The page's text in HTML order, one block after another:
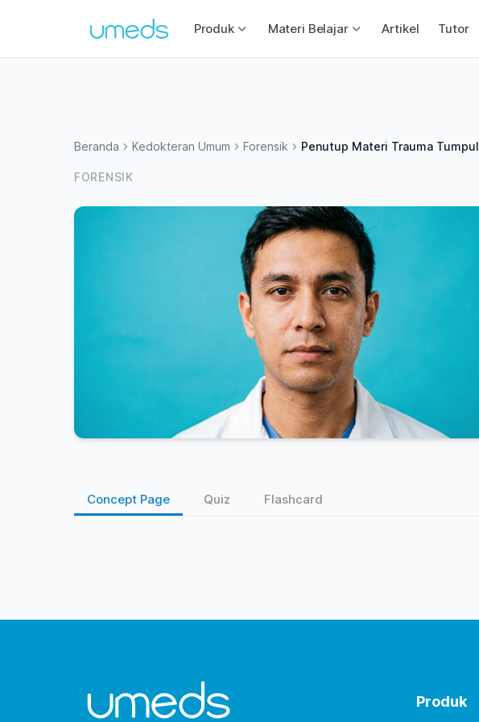
Produk Materi Belajar Artikel Tutor
Beranda Kedokteran Umum Forensik Penutup Materi Trauma Tumpul
FORENSIK
Concept Page Quiz Flashcard
Produk